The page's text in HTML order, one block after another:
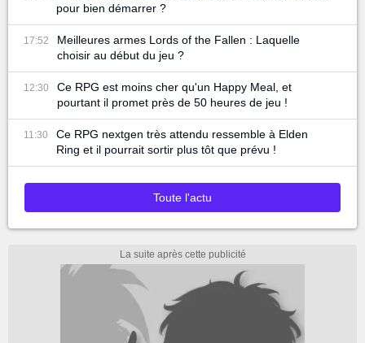
pour bien démarrer ?
17:52
Meilleures armes Lords of the Fallen : Laquelle
choisir au début du jeu ?
12:30
Ce RPG est moins cher qu'un Happy Meal, et
pourtant il promet près de 50 heures de jeu !
11:30
Ce RPG nextgen très attendu ressemble à Elden
Ring et il pourrait sortir plus tôt que prévu !
Toute l'actu